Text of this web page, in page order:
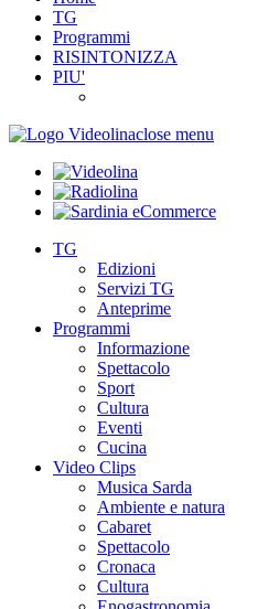
TG
Programmi
RISINTONIZZA
PIU'
close menu
TG
Edizioni
Servizi TG
Anteprime
Programmi
Informazione
Spettacolo
Sport
Cultura
Eventi
Cucina
Video Clips
Musica Sarda
Ambiente e natura
Cabaret
Spettacolo
Cronaca
Cultura